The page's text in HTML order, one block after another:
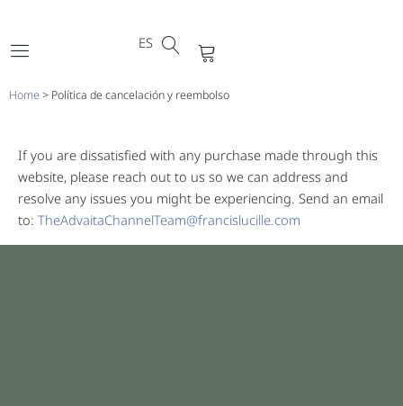
contenido
ES
PT
Carrito
Home > Política de cancelación y reembolso
If you are dissatisfied with any purchase made through this
website, please reach out to us so we can address and
resolve any issues you might be experiencing. Send an email
to: TheAdvaitaChannelTeam@francislucille.com